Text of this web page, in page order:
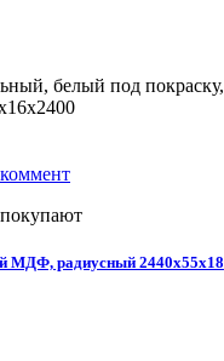
белый под покраску,
МДФ, радиусный 2440х55х18